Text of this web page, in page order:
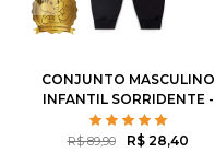
CONJUNTO MASCULINO
INFANTIL SORRIDENTE -
TURMA DA MÔNICA
R$ 89,90 R$ 28,40